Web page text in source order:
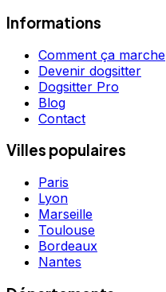
Informations
Comment ça marche
Devenir dogsitter
Dogsitter Pro
Blog
Contact
Villes populaires
Paris
Lyon
Marseille
Toulouse
Bordeaux
Nantes